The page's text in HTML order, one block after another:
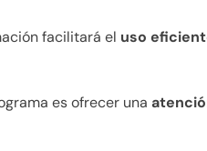
facilitará el uso
es ofrecer una